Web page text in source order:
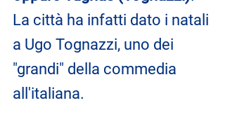
La città ha infatti dato i natali
a Ugo Tognazzi, uno dei
"grandi" della commedia
all'italiana.